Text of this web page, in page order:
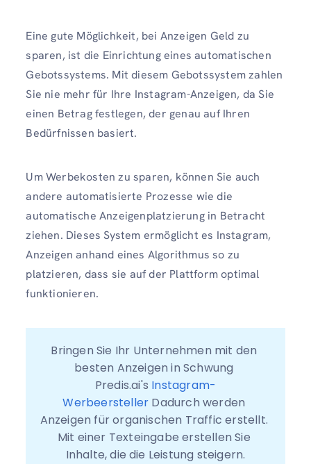
Eine gute Möglichkeit, bei Anzeigen Geld zu
sparen, ist die Einrichtung eines automatischen
Gebotssystems. Mit diesem Gebotssystem zahlen
Sie nie mehr für Ihre Instagram-Anzeigen, da Sie
einen Betrag festlegen, der genau auf Ihren
Bedürfnissen basiert.
Um Werbekosten zu sparen, können Sie auch
andere automatisierte Prozesse wie die
automatische Anzeigenplatzierung in Betracht
ziehen. Dieses System ermöglicht es Instagram,
Anzeigen anhand eines Algorithmus so zu
platzieren, dass sie auf der Plattform optimal
funktionieren.
Bringen Sie Ihr Unternehmen mit den
besten Anzeigen in Schwung
Predis.ai's Instagram-
Werbeersteller Dadurch werden
Anzeigen für organischen Traffic erstellt.
Mit einer Texteingabe erstellen Sie
Inhalte, die die Leistung steigern.